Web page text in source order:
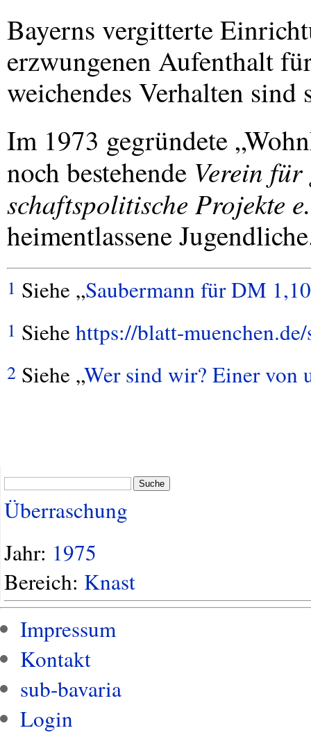
Bayerns vergitterte
erzwungenen Aufenthalt
weichendes Verhalten sind
Im 1973 gegründete
noch bestehende Verein für
schaftspolitische Projekte
heimentlassene
1 Siehe „Saubermann für DM 1,10
1 Siehe https://blatt-
2 Siehe „Wer sind wir? Einer von
Suche
Überraschung
Jahr: 1975
Bereich: Knast
Impressum
Kontakt
sub-bavaria
Login